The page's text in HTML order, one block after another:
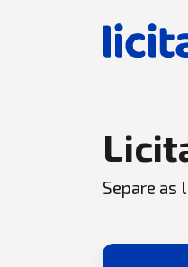
Separe as